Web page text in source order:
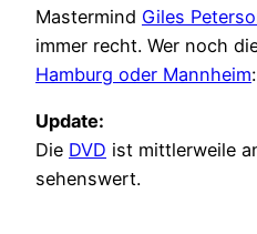
Mastermind Giles
immer recht. Wer noch
Hamburg oder Mannheim
Update:
Die DVD ist mittlerweile
sehenswert.